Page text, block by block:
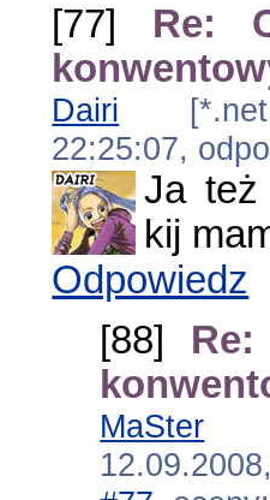
[77] Re:
Dairi
22:25:07,
Ja też
kij
Odpowiedz
[88]
MaSter